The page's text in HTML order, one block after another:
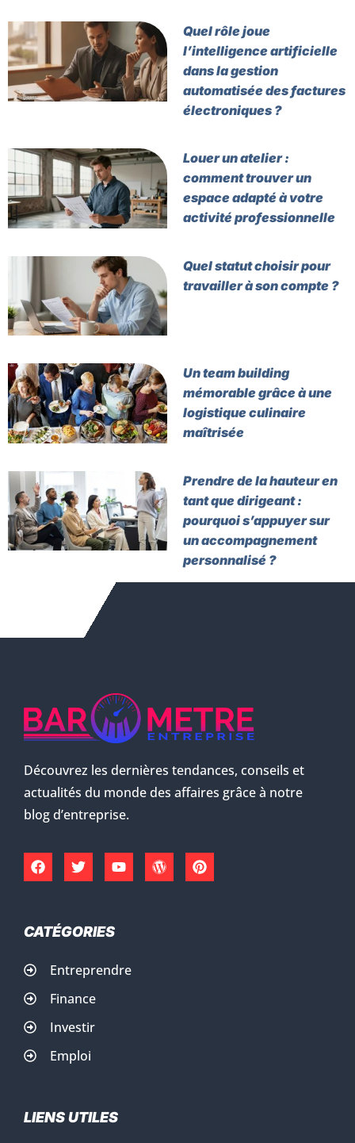
Quel rôle joue
l’intelligence artificielle
dans la gestion
automatisée des factures
électroniques ?
Louer un atelier :
comment trouver un
espace adapté à votre
activité professionnelle
Quel statut choisir pour
travailler à son compte ?
Un team building
mémorable grâce à une
logistique culinaire
maîtrisée
Prendre de la hauteur en
tant que dirigeant :
pourquoi s’appuyer sur
un accompagnement
personnalisé ?
Découvrez les dernières tendances, conseils et
actualités du monde des affaires grâce à notre
blog d’entreprise.
CATÉGORIES
Entreprendre
Finance
Investir
Emploi
LIENS UTILES